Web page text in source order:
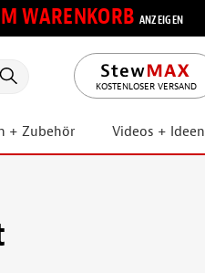
WARENKORB ANZEIGEN
KOSTENLOSER VERSAND
+ Zubehör Videos + Ideen